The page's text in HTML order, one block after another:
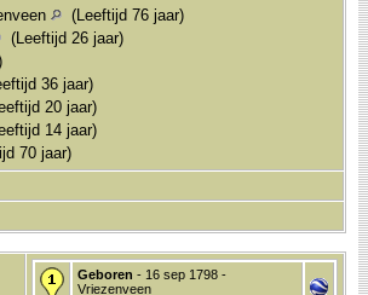
(Leeftijd 76 jaar)
(Leeftijd 26 jaar)
36 jaar)
20 jaar)
14 jaar)
70 jaar)
Geboren - 16 sep 1798 -
Vriezenveen